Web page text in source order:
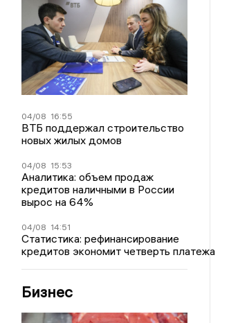
04/08 16:55
ВТБ поддержал строительство
новых жилых домов
04/08 15:53
Аналитика: объем продаж
кредитов наличными в России
вырос на 64%
04/08 14:51
Статистика: рефинансирование
кредитов экономит четверть платежа
Бизнес